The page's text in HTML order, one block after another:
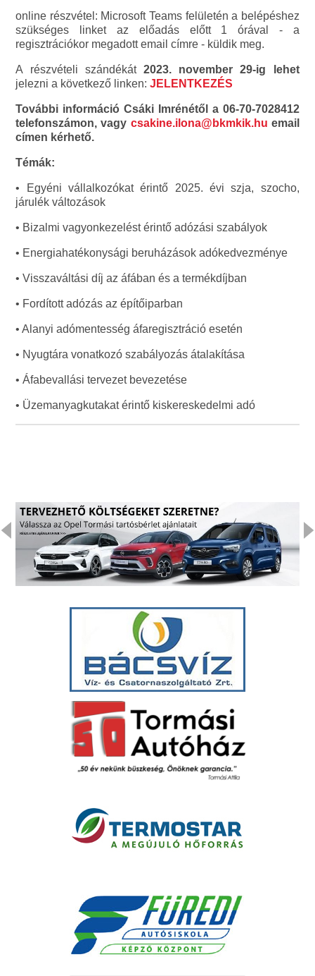
online részvétel: Microsoft Teams felületén a belépéshez
szükséges linket az előadás előtt 1 órával - a
regisztrációkor megadott email címre - küldik meg.
A részvételi szándékát 2023. november 29-ig lehet
jelezni a következő linken:JELENTKEZÉS
További információ Csáki Imrénétől a 06-70-7028412
telefonszámon, vagy csakine.ilona@bkmkik.hu email
címen kérhető.
Témák:
• Egyéni vállalkozókat érintő 2025. évi szja, szocho,
járulék változások
• Bizalmi vagyonkezelést érintő adózási szabályok
• Energiahatékonysági beruházások adókedvezménye
• Visszaváltási díj az áfában és a termékdíjban
• Fordított adózás az építőiparban
• Alanyi adómentesség áfaregisztráció esetén
• Nyugtára vonatkozó szabályozás átalakítása
• Áfabevallási tervezet bevezetése
• Üzemanyagkutakat érintő kiskereskedelmi adó